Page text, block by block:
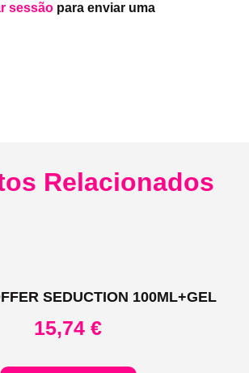
sessão para enviar uma
Relacionados
SEDUCTION 100ML+GEL
15,74 €